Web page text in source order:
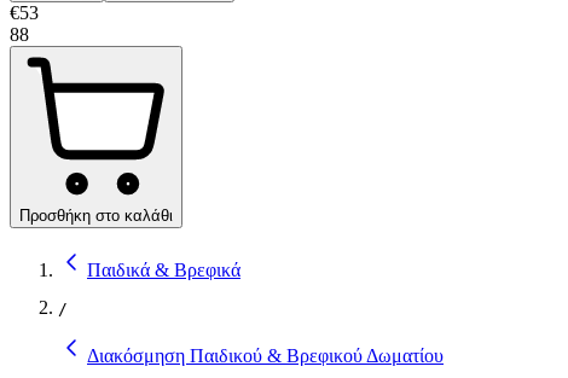
€53
88
Προσθήκη στο καλάθι
Παιδικά & Βρεφικά
/
Διακόσμηση Παιδικού & Βρεφικού Δωματίου